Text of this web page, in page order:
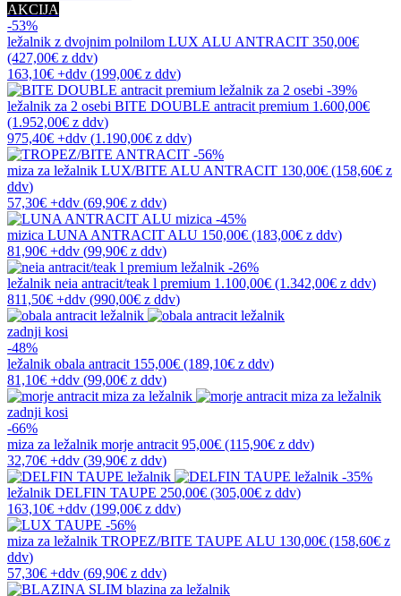
AKCIJA
-53%
ležalnik z dvojnim polnilom LUX ALU ANTRACIT 350,00€
(427,00€ z ddv)
163,10€ +ddv (199,00€ z ddv)
-39%
ležalnik za 2 osebi BITE DOUBLE antracit premium 1.600,00€
(1.952,00€ z ddv)
975,40€ +ddv (1.190,00€ z ddv)
-56%
miza za ležalnik LUX/BITE ALU ANTRACIT 130,00€ (158,60€ z
ddv)
57,30€ +ddv (69,90€ z ddv)
-45%
mizica LUNA ANTRACIT ALU 150,00€ (183,00€ z ddv)
81,90€ +ddv (99,90€ z ddv)
-26%
ležalnik neia antracit/teak l premium 1.100,00€ (1.342,00€ z ddv)
811,50€ +ddv (990,00€ z ddv)
zadnji kosi
-48%
ležalnik obala antracit 155,00€ (189,10€ z ddv)
81,10€ +ddv (99,00€ z ddv)
zadnji kosi
-66%
miza za ležalnik morje antracit 95,00€ (115,90€ z ddv)
32,70€ +ddv (39,90€ z ddv)
-35%
ležalnik DELFIN TAUPE 250,00€ (305,00€ z ddv)
163,10€ +ddv (199,00€ z ddv)
-56%
miza za ležalnik TROPEZ/BITE TAUPE ALU 130,00€ (158,60€ z
ddv)
57,30€ +ddv (69,90€ z ddv)